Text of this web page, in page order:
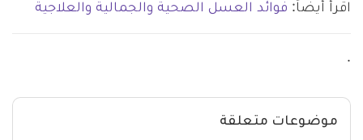
اقرأ أيضاً: فوائد العسل الصحية والجمالية والعلاجية
.
موضوعات متعلقة